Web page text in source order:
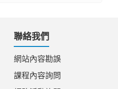
聯絡我們
網站內容勘誤
課程內容詢問